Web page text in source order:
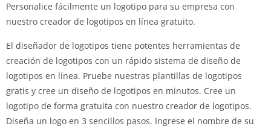
Personalice fácilmente un logotipo para su empresa con
nuestro creador de logotipos en línea gratuito.
El diseñador de logotipos tiene potentes herramientas de
creación de logotipos con un rápido sistema de diseño de
logotipos en línea. Pruebe nuestras plantillas de logotipos
gratis y cree un diseño de logotipos en minutos. Cree un
logotipo de forma gratuita con nuestro creador de logotipos.
Diseña un logo en 3 sencillos pasos. Ingrese el nombre de su